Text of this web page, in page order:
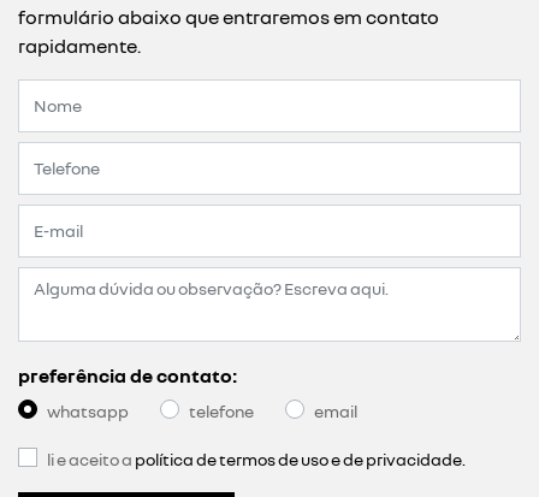
formulário abaixo que entraremos em contato
rapidamente.
preferência de contato:
whatsapp telefone email
li e aceito a política de termos de uso e de privacidade.